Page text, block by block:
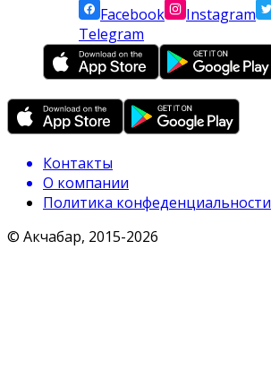
Facebook
Instagram
Telegram
Контакты
О компании
Политика конфеденциальности
© Акчабар, 2015-2026